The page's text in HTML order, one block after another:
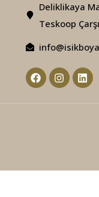
Deliklikaya
Teskoop